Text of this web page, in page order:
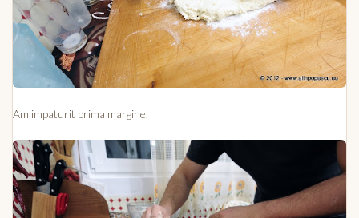
Am impaturit prima margine.